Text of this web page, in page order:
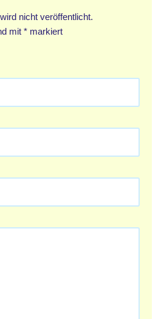
nicht veröffentlicht.
mit * markiert